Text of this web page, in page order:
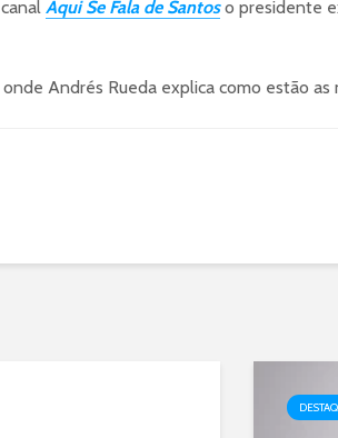
Aqui Se Fala de Santoso presidente
Andrés Rueda explica como estão as